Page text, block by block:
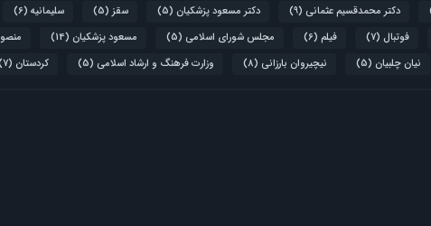
دکتر محمدقسیم عثمانی (9) دکتر مسعود پزشکیان (5) سقز (5) سلیمانیه (6)
فوتبال (7) فیلم (6) مجلس شورای اسلامی (5) مسعود پزشکیان (14)
نیان چلبیان (5) نیچیروان بارزانی (8) وزارت فرهنگ و ارشاد اسلامی (5) کردستان (7)